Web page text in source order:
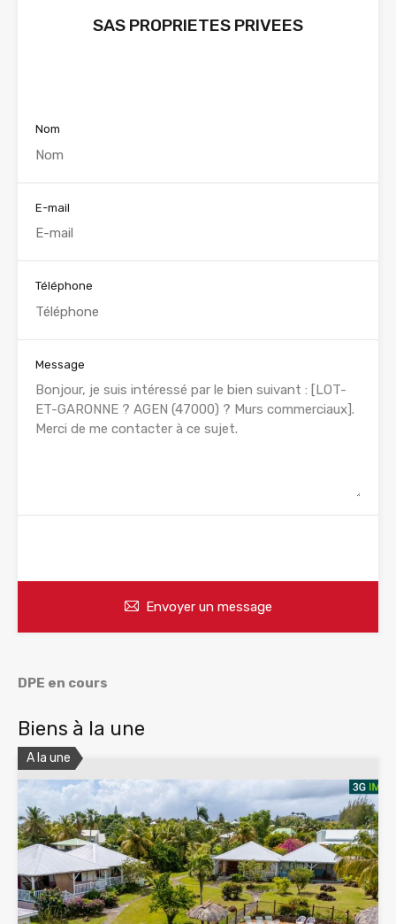
SAS PROPRIETES PRIVEES
Nom
E-mail
Téléphone
Message
Envoyer un message
DPE en cours
Biens à la une
A la une